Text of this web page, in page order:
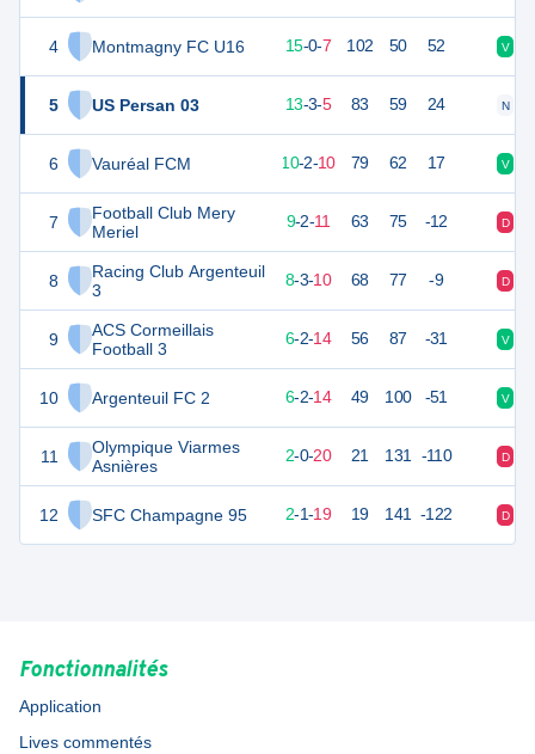
4 Montmagny FC U16
5 US Persan 03
6 Vauréal FCM
7
Football Club Mery
Meriel
8
Racing Club Argenteuil
3
9
ACS Cormeillais
Football 3
10 Argenteuil FC 2
11
Olympique Viarmes
Asnières
12 SFC Champagne 95
44 15-0-7 102 50 52 V
13-3-5 83 59 24 N
10-2-10 79 62 17 V
29 9-2-11 63 75 -12 D
24 22 8-3-10 68 77 -9 D
20 6-2-14 56 87 -31 V
6-2-14 49 100 -51 V
6 2-0-20 21 131 -110 D
4 2-1-19 19 141 -122 D
Fonctionnalités
Application
Lives commentés